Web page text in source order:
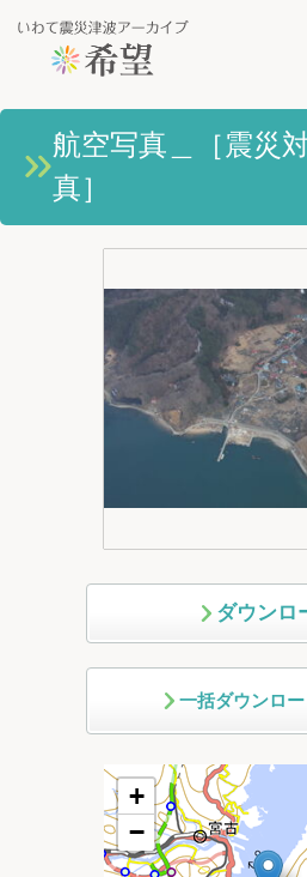
いわて震災津波アーカイブとは
岩手県の被害状況
ピックアップコンテンツ
Foreign Laguage
航空写真＿［震災
真］
ダウンロ
一括ダウンロ
+
−